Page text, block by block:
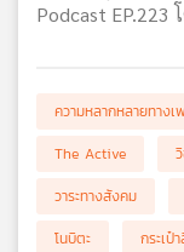
Podcast EP.223
ความหลากหลายทางเ
The Active
วาระทางสังคม
โนบิตะ
กระเป๋